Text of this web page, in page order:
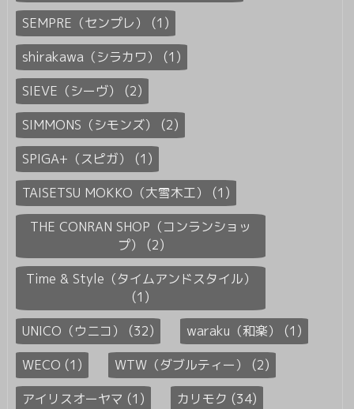
SEMPRE（センプレ） (1)
shirakawa（シラカワ） (1)
SIEVE（シーヴ） (2)
SIMMONS（シモンズ） (2)
SPIGA+（スピガ） (1)
TAISETSU MOKKO（大雪木工） (1)
THE CONRAN SHOP（コンランショッ
プ） (2)
Time & Style（タイムアンドスタイル）
(1)
UNICO（ウニコ） (32)
waraku（和楽） (1)
WECO (1)
WTW（ダブルティー） (2)
アイリスオーヤマ (1)
カリモク (34)